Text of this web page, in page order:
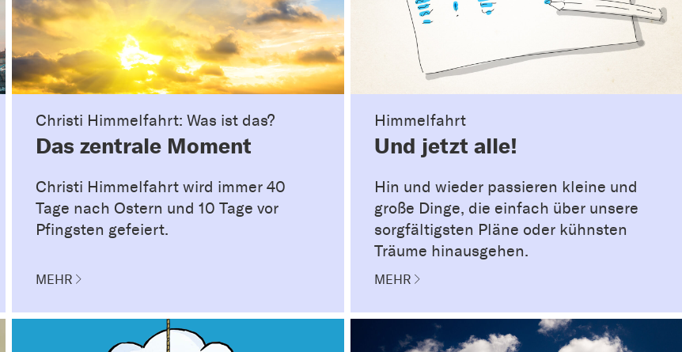
Christi Himmelfahrt: Was ist das?
Das zentrale Moment
Christi Himmelfahrt wird immer 40
Tage nach Ostern und 10 Tage vor
Pfingsten gefeiert.
MEHR
Himmelfahrt
Und jetzt alle!
Hin und wieder passieren kleine und
große Dinge, die einfach über unsere
sorgfältigsten Pläne oder kühnsten
Träume hinausgehen.
MEHR